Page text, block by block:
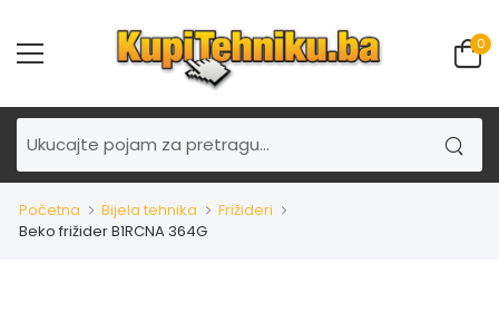
0
Početna Bijela tehnika
Frižideri
Beko frižider B1RCNA 364G